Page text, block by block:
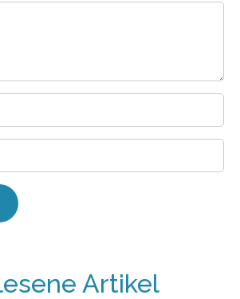
Artikel